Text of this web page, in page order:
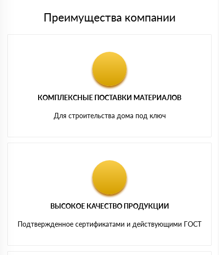
Преимущества компании
КОМПЛЕКСНЫЕ ПОСТАВКИ МАТЕРИАЛОВ
Для строительства дома под ключ
ВЫСОКОЕ КАЧЕСТВО ПРОДУКЦИИ
Подтвержденное сертификатами и действующими ГОСТ